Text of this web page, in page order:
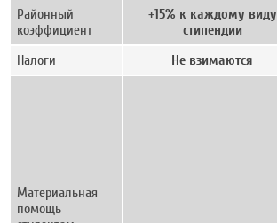
Районный
коэффициент
+15% к каждому виду
стипендии
Налоги
Не взимаются
Материальная
помощь